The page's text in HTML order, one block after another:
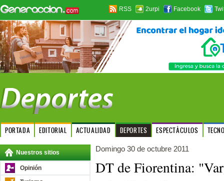
RSS 2urpi Facebook
PORTADA EDITORIAL ACTUALIDAD DEPORTES ESPECTÁCULOS
Nuestros sitios
Opinión
Domingo 30 de octubre 2011
DT de Fiorentina: